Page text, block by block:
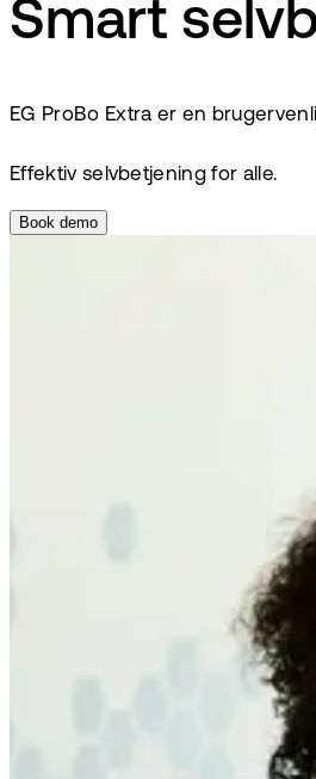
Smart
EG ProBo Extra er en
Effektiv selvbetjening for alle.
Book demo